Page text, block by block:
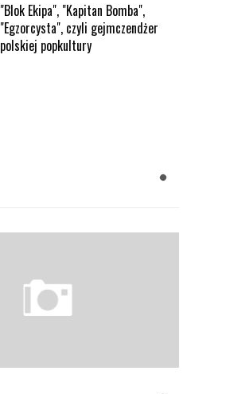
"Blok Ekipa", "Kapitan Bomba",
"Egzorcysta", czyli gejmczendżer
polskiej popkultury